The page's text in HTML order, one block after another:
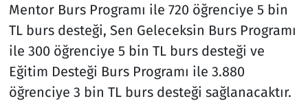
Mentor Burs Programı ile 720 öğrenciye 5 bin
TL burs desteği, Sen Geleceksin Burs Programı
ile 300 öğrenciye 5 bin TL burs desteği ve
Eğitim Desteği Burs Programı ile 3.880
öğrenciye 3 bin TL burs desteği sağlanacaktır.